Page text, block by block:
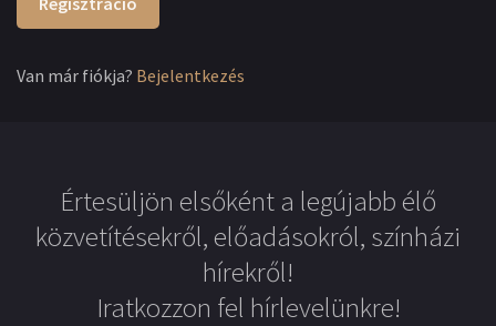
Van már fiókja? Bejelentkezés
Értesüljön elsőként a legújabb élő
közvetítésekről, előadásokról, színházi
hírekről!
Iratkozzon fel hírlevelünkre!